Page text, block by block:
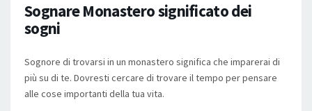
Sognare Monastero significato dei
sogni
Sognore di trovarsi in un monastero significa che imparerai di
più su di te. Dovresti cercare di trovare il tempo per pensare
alle cose importanti della tua vita.